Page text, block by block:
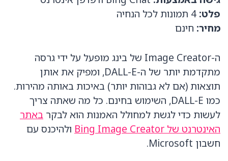
פלט:
מחיר: חינם
ה-Image Creator של בינג מופעל על ידי גרסה
מתקדמת יותר של ה-DALL-E, ומפיק את אותן
תוצאות (אם לא גבוהות יותר) באיכות באותה מהירות.
כמו DALL-E, השימוש בחינם. כל מה שאתה צריך
לעשות כדי לגשת למחולל האמנות הוא לבקר באתר
האינטרנט של Bing Image Creator
ולהיכנס עם
חשבון Microsoft.